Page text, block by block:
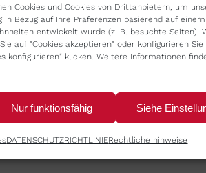
Cookies und Cookies von Drittanbietern, um
in Bezug auf Ihre Präferenzen basierend auf
entwickelt wurde (z. B. besuchte Seiten).
auf "Cookies akzeptieren" oder konfigurieren Sie
konfigurieren" klicken. Weitere Informationen
Nur funktionsfähig Siehe
DATENSCHUTZRICHTLINIERechtliche hinweise